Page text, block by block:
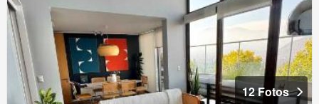
12 Fotos